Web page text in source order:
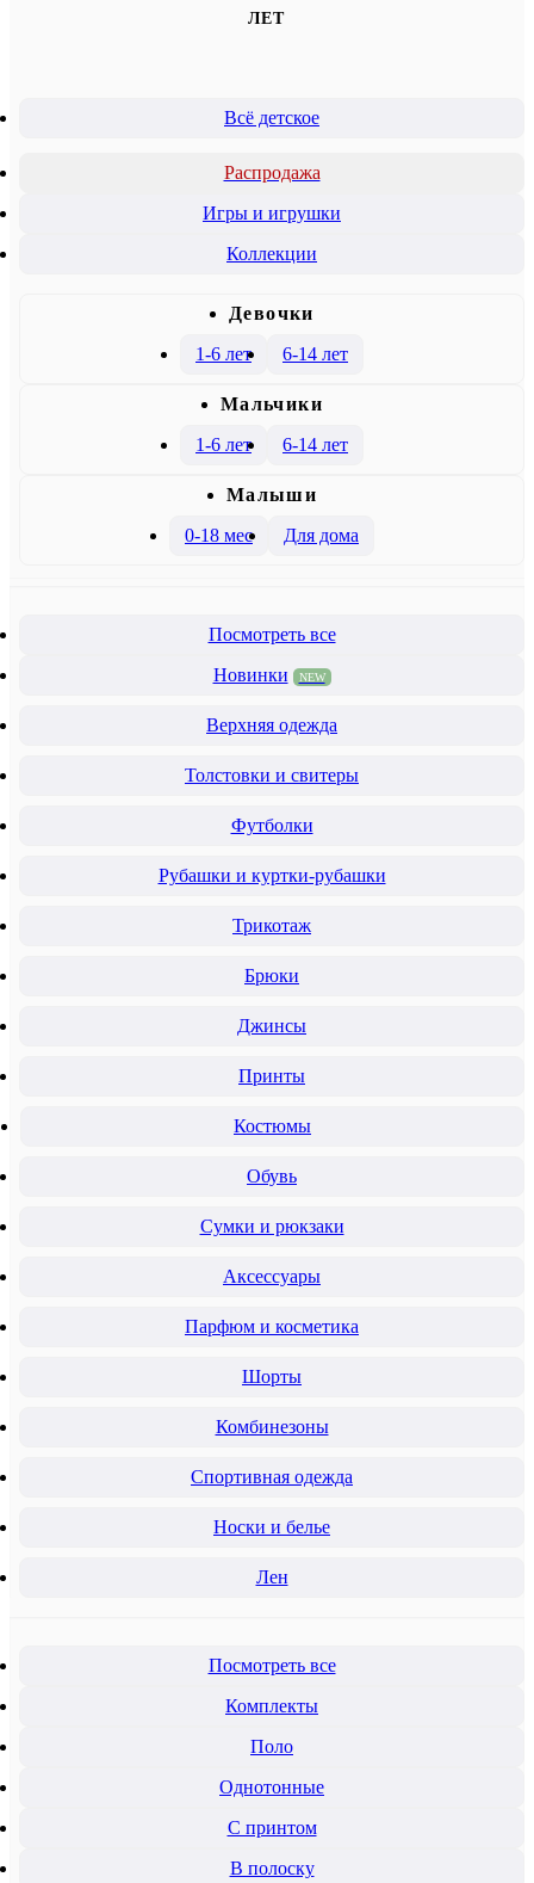
ЛЕТ
Всё детское
Распродажа
Игры и игрушки
Коллекции
Девочки
1-6 лет
6-14 лет
Mальчики
1-6 лет
6-14 лет
Малыши
0-18 мес
Для дома
Посмотреть все
Новинки
NEW
Верхняя одежда
Толстовки и свитеры
Футболки
Рубашки и куртки-рубашки
Трикотаж
Брюки
Джинсы
Принты
Костюмы
Обувь
Сумки и рюкзаки
Аксессуары
Парфюм и косметика
Шорты
Комбинезоны
Спортивная одежда
Носки и белье
Лен
Посмотреть все
Комплекты
Поло
Однотонные
С принтом
В полоску